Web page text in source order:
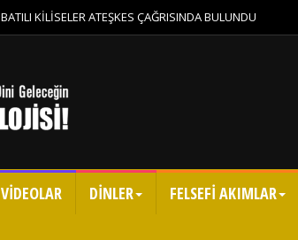
BATILI KİLİSELER ATEŞKES ÇAĞRISINDA BULUNDU
VİDEOLAR DİNLER FELSEFİ AKIMLAR